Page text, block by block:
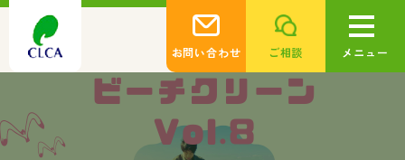
お問い合わせ ご相談 メニュー